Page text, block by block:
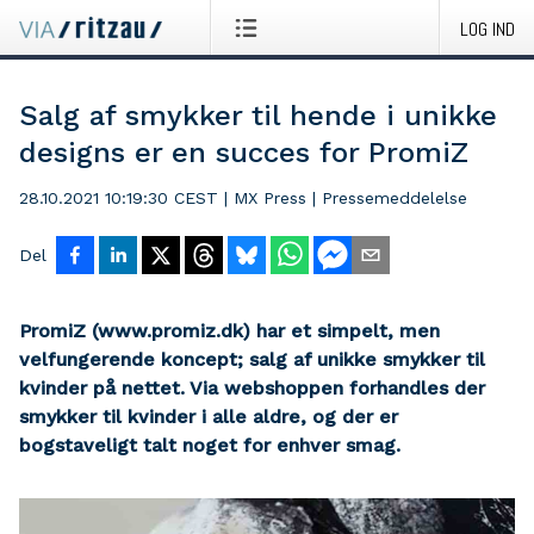
LOG IND
Salg af smykker til hende i unikke
designs er en succes for PromiZ
28.10.2021 10:19:30 CEST | MX Press | Pressemeddelelse
Del
PromiZ (www.promiz.dk) har et simpelt, men
velfungerende koncept; salg af unikke smykker til
kvinder på nettet. Via webshoppen forhandles der
smykker til kvinder i alle aldre, og der er
bogstaveligt talt noget for enhver smag.